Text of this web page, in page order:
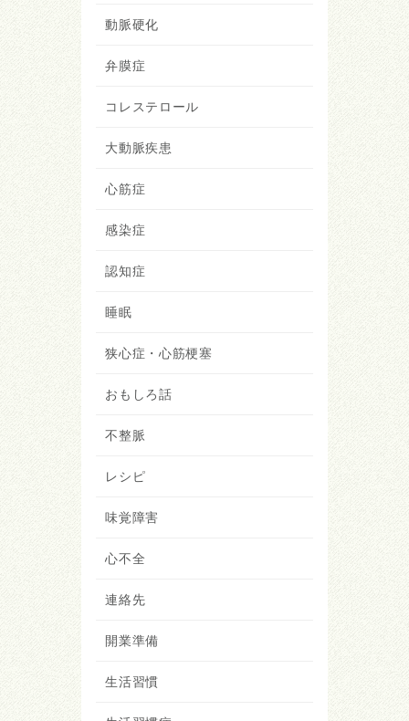
動脈硬化
弁膜症
コレステロール
大動脈疾患
心筋症
感染症
認知症
睡眠
狭心症・心筋梗塞
おもしろ話
不整脈
レシピ
味覚障害
心不全
連絡先
開業準備
生活習慣